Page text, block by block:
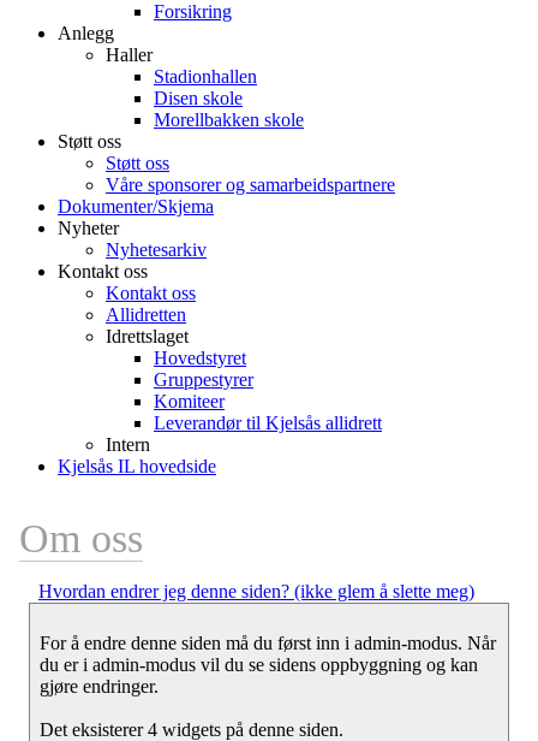
Forsikring
Anlegg
Haller
Stadionhallen
Disen skole
Morellbakken skole
Støtt oss
Støtt oss
Våre sponsorer og samarbeidspartnere
Dokumenter/Skjema
Nyheter
Nyhetesarkiv
Kontakt oss
Kontakt oss
Allidretten
Idrettslaget
Hovedstyret
Gruppestyrer
Komiteer
Leverandør til Kjelsås allidrett
Intern
Kjelsås IL hovedside
Om oss
Hvordan endrer jeg denne siden? (ikke glem å slette meg)
For å endre denne siden må du først inn i admin-modus. Når
du er i admin-modus vil du se sidens oppbyggning og kan
gjøre endringer.
Det eksisterer 4 widgets på denne siden.